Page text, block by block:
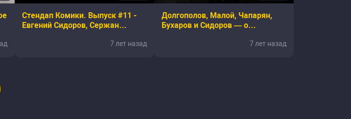
Стендап Комики. Выпуск #11 -
Евгений Сидоров, Сержан
7 лет назад
Долгополов, Малой, Чапарян,
Бухаров и Сидоров — о
7 лет назад